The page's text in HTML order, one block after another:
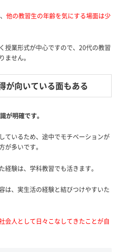
他の教習生の年齢を気にする場面は少
授業形式が中心ですので、20代の教習
せん。
が向いている面もある
が明確です。
ているため、途中でモチベーションが
多いです。
験は、学科教習でも活きます。
は、実生活の経験と結びつけやすいた
会人として日々こなしてきたことが自